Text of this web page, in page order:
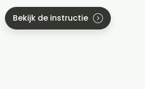
Bekijk de instructie